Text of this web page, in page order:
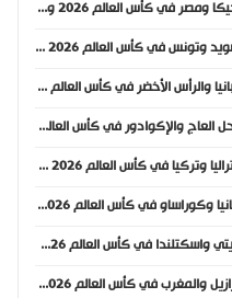
موعد مباراة بلجيكا ومصر في كأس العالم 2026 والقنوات الناقلة
موعد مباراة السويد وتونس في كأس العالم 2026 والقنوات الناقلة
موعد مباراة إسبانيا والرأس الأخضر في كأس العالم 2026 والقنوات الناقلة
موعد مباراة ساحل العاج والإكوادور في كأس العالم 2026 والقنوات الناقلة
موعد مباراة أستراليا وتركيا في كأس العالم 2026 والقنوات الناقلة
موعد مباراة ألمانيا وكوراساو في كأس العالم 2026 والقنوات الناقلة
موعد مباراة هايتي واسكتلندا في كأس العالم 2026 والقنوات الناقلة
موعد مباراة البرازيل والمغرب في كأس العالم 2026 والقنوات الناقلة